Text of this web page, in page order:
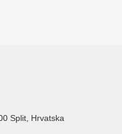
Split, Hrvatska